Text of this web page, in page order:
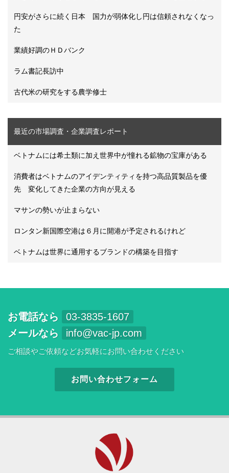
円安がさらに続く日本 国力が弱体化し円は信頼されなくなっ
た
業績好調のＨＤバンク
ラム書記長訪中
古代米の研究をする農学修士
最近の市場調査・企業調査レポート
ベトナムには希土類に加え世界中が憧れる鉱物の宝庫がある
消費者はベトナムのアイデンティティを持つ高品質製品を優
先 変化してきた企業の方向が見える
マサンの勢いが止まらない
ロンタン新国際空港は６月に開港が予定されるけれど
ベトナムは世界に通用するブランドの構築を目指す
お電話なら
03-3835-1607
メールなら
info@vac-jp.com
ご相談やご依頼などお気軽にお問い合わせください
お問い合わせフォーム